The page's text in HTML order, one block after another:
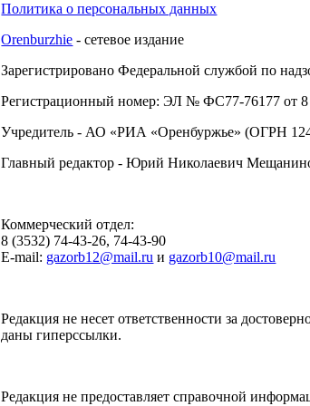
Политика о персональных данных
Orenburzhie - сетевое издание
Зарегистрировано Федеральной службой по
Регистрационный номер: ЭЛ № ФС77-76177 от 8
Учредитель - АО «РИА «Оренбуржье» (ОГРН
Главный редактор - Юрий Николаевич
Коммерческий отдел:
8 (3532) 74-43-26, 74-43-90
E-mail: gazorb12@mail.ru и gazorb10@mail.ru
Редакция не несет ответственности за
даны гиперссылки.
Редакция не предоставляет справочной